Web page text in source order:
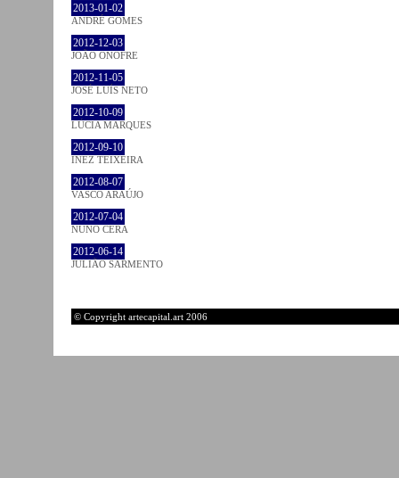
2013-01-02
ANDRÉ GOMES
2012-12-03
JOÃO ONOFRE
2012-11-05
JOSÉ LUÍS NETO
2012-10-09
LÚCIA MARQUES
2012-09-10
INEZ TEIXEIRA
2012-08-07
VASCO ARAÚJO
2012-07-04
NUNO CERA
2012-06-14
JULIÃO SARMENTO
© Copyright artecapital.art 2006